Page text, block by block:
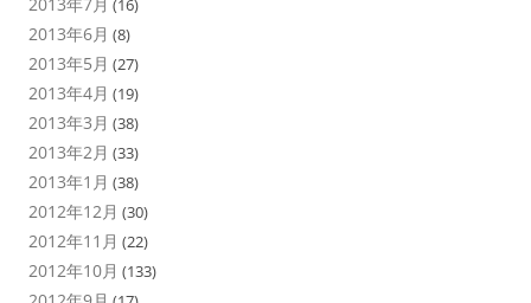
(16)
2013年6月 (8)
2013年5月 (27)
2013年4月 (19)
2013年3月 (38)
2013年2月 (33)
2013年1月 (38)
2012年12月 (30)
2012年11月 (22)
2012年10月 (133)